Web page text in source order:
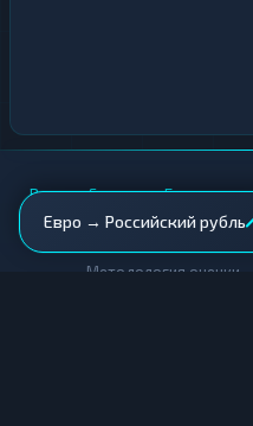
Евро → Российский рубль
Вики • Города •
AML-
Методология оценки